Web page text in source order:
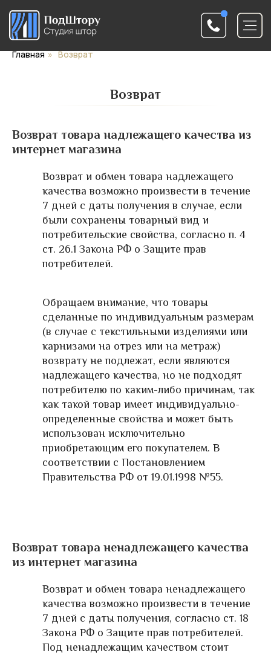
Главная » Возврат
Возврат
Возврат товара надлежащего качества из
интернет магазина
Возврат и обмен товара надлежащего
качества возможно произвести в течение
7 дней с даты получения в случае, если
были сохранены товарный вид и
потребительские свойства, согласно п. 4
ст. 26.1 Закона РФ о Защите прав
потребителей.
Обращаем внимание, что товары
сделанные по индивидуальным размерам
(в случае с текстильными изделиями или
карнизами на отрез или на метраж)
возврату не подлежат, если являются
надлежащего качества, но не подходят
потребителю по каким-либо причинам, так
как такой товар имеет индивидуально-
определенные свойства и может быть
использован исключительно
приобретающим его покупателем. В
соответствии с Постановлением
Правительства РФ от 19.01.1998 №55.
Возврат товара ненадлежащего качества
из интернет магазина
Возврат и обмен товара ненадлежащего
качества возможно произвести в течение
7 дней с даты получения, согласно ст. 18
Закона РФ о Защите прав потребителей.
Под ненадлежащим качеством стоит